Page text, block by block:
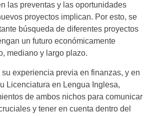
las preventas y las oportunidades
proyectos implican. Por esto, se
búsqueda de diferentes proyectos
un futuro económicamente
mediano y largo plazo.
experiencia previa en finanzas, y en
Licenciatura en Lengua Inglesa,
de ambos nichos para comunicar
y tener en cuenta dentro del